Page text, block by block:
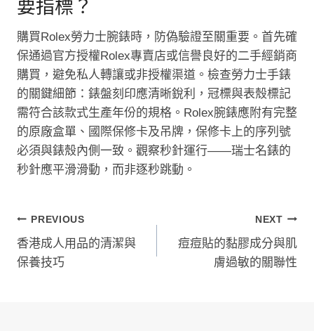
要指標？
購買Rolex勞力士腕錶時，防偽驗證至關重要。首先確
保通過官方授權Rolex專賣店或信譽良好的二手經銷商
購買，避免私人轉讓或非授權渠道。檢查勞力士手錶
的關鍵細節：錶盤刻印應清晰銳利，冠標與表殼標記
需符合該款式生產年份的規格。Rolex腕錶應附有完整
的原廠盒單、國際保修卡及吊牌，保修卡上的序列號
必須與錶殼內側一致。觀察秒針運行——瑞士名錶的
秒針應平滑滑動，而非逐秒跳動。
文
章
PREVIOUS
香港成人用品的清潔與
保養技巧
NEXT
痘痘貼的黏膠成分與肌
膚過敏的關聯性